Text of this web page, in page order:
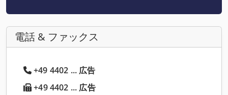
電話 & ファックス
+49 4402 ... 広告
+49 4402 ... 広告